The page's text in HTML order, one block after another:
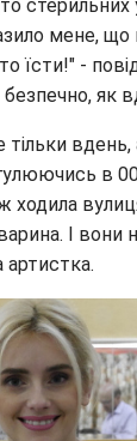
мене, що
їсти!" -
як
тільки вдень,
в
ходила
І вони
артистка.